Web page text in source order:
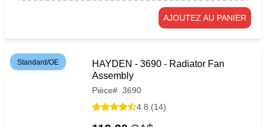
AJOUTEZ AU PANIER
Standard/OE
HAYDEN - 3690 - Radiator Fan
Assembly
Pièce# 3690
4.8 (14)